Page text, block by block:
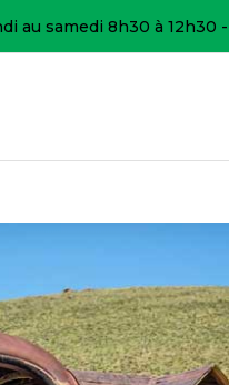
au samedi 8h30 à 12h30